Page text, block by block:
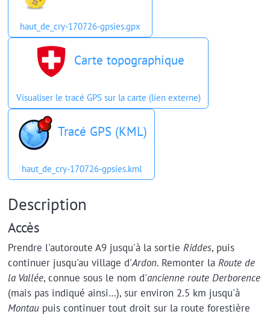
haut_de_cry-170726-gpsies.gpx
Carte topographique
Visualiser le tracé GPS sur la carte (lien externe)
Tracé GPS (KML)
haut_de_cry-170726-gpsies.kml
Description
Accès
Prendre l'autoroute A9 jusqu'à la sortie Riddes, puis
continuer jusqu'au village d'Ardon. Remonter la Route de
la Vallée, connue sous le nom d'ancienne route Derborence
(mais pas indiqué ainsi…), sur environ 2.5 km jusqu'à
Montaupuis continuer tout droit sur la route forestière